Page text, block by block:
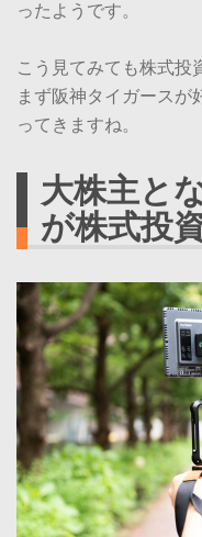
ったようです。
こう見てみても株式投
まず阪神タイガースが
ってきますね。
大株主と
が株式投